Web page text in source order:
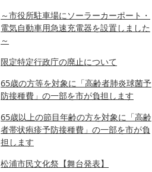
～市役所駐車場にソーラーカーポート・
電気自動車用急速充電器を設置しました
～
限定特定行政庁の廃止について
65歳の方等を対象に「高齢者肺炎球菌予
防接種費」の一部を市が負担します
65歳以上の節目年齢の方を対象に「高齢
者帯状疱疹予防接種費」の一部を市が負
担します
松浦市民文化祭【舞台発表】